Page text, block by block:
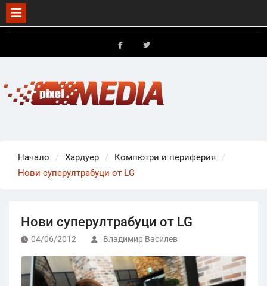
Skip
Начало Хардуер
Компютри и периферия
Нови суперултрабуци от LG
Нови суперултрабуци от LG
04/06/2012 Владимир Василев